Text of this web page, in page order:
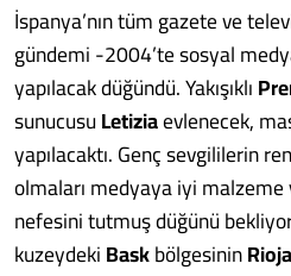
İspanya’nın tüm gazete ve
gündemi -2004’te sosyal
yapılacak düğündü. Yakışıklı
sunucusuLetiziaevlenecek,
yapılacaktı. Genç sevgililerin
olmaları medyaya iyi
nefesini tutmuş düğünü
kuzeydekiBaskbölgesininRioja